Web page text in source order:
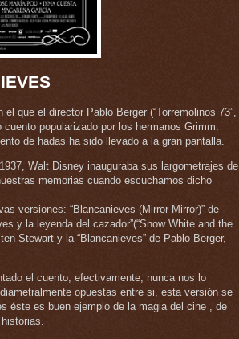
que el director Pablo Berger (“Torremolinos 73”,
popularizado por los hermanos Grimm.
de hadas ha sido llevado a la gran pantalla.
Walt Disney inauguraba sus largometrajes de
memorias cuando escuchamos dicho
versiones: “Blancanieves (Mirror Mirror)” de
y la leyenda del cazador”(“Snow White and the
Stewart y la “Blancanieves” de Pablo Berger,
el cuento, efectivamente, nunca nos lo
opuestas entre si, esta versión se
éste es buen ejemplo de la magia del cine , de